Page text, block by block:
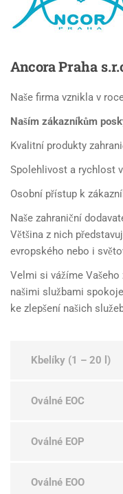
AncoraPraha
Naše firma vznikla v
Naším zákazníkům
Kvalitní produkty
Spolehlivost a rychlost
Osobní přístup k
Naše zahraniční
Většina z nich
evropského nebo i
Velmi si vážíme Vašeho
našimi službami
ke zlepšení našich
Kbelíky (1 – 20 l)
Oválné EOC
Oválné EOP
Oválné EOO